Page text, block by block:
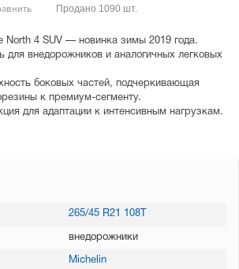
4 SUV — новинка зимы 2019 года.
для внедорожников и аналогичных легковых
боковых частей, подчеркивающая
к премиум-сегменту.
для адаптации к интенсивным нагрузкам.
Продано 1090 шт.
265/45 R21 108T
внедорожники
Michelin